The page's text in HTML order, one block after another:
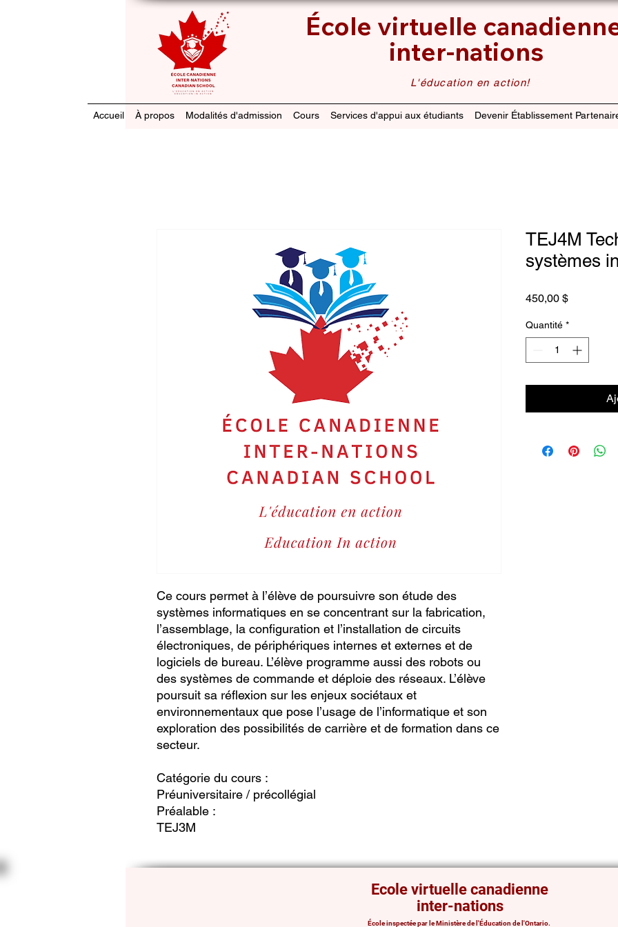
École virtuelle
inter-nations
L'éducation en action!
Accueil À propos Modalités d'admission Cours Services d'appui aux étudiants Devenir Établissement
Ce cours permet à l’élève de poursuivre son étude des
systèmes informatiques en se concentrant sur la fabrication,
l’assemblage, la configuration et l’installation de circuits
électroniques, de périphériques internes et externes et de
logiciels de bureau. L’élève programme aussi des robots ou
des systèmes de commande et déploie des réseaux. L’élève
poursuit sa réflexion sur les enjeux sociétaux et
environnementaux que pose l’usage de l’informatique et son
exploration des possibilités de carrière et de formation dans ce
secteur.
Catégorie du cours :
Préuniversitaire / précollégial
Préalable :
TEJ3M
TEJ4M
systèmes
450,00 $Prix
Quantité *
Ecole virtuelle canadienne
inter-nations
École inspectée par le Ministère de l'Éducation de l'Ontario.